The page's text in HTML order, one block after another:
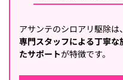
アサンテのシロアリ駆除は、
専門スタッフによる丁寧な
たサポートが特徴です。